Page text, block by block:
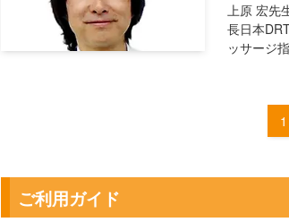
上原 宏先
長日本
ッサージ
1
ご利用ガイド